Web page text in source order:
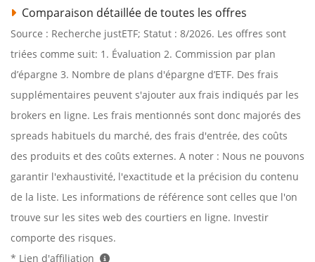
Comparaison détaillée de toutes les offres
Source : Recherche justETF; Statut : 8/2026. Les offres sont
triées comme suit: 1. Évaluation 2. Commission par plan
d’épargne 3. Nombre de plans d'épargne d’ETF. Des frais
supplémentaires peuvent s'ajouter aux frais indiqués par les
brokers en ligne. Les frais mentionnés sont donc majorés des
spreads habituels du marché, des frais d'entrée, des coûts
des produits et des coûts externes. A noter : Nous ne pouvons
garantir l'exhaustivité, l'exactitude et la précision du contenu
de la liste. Les informations de référence sont celles que l'on
trouve sur les sites web des courtiers en ligne. Investir
comporte des risques.
* Lien d'affiliation